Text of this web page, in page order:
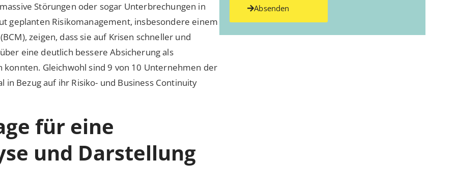
Störungen oder sogar Unterbrechungen in
geplanten Risikomanagement, insbesondere einem
zeigen, dass sie auf Krisen schneller und
eine deutlich bessere Absicherung als
Gleichwohl sind 9 von 10 Unternehmen der
Bezug auf ihr Risiko- und Business Continuity
für eine
und Darstellung
Absenden